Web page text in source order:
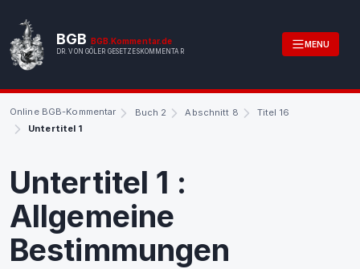
BGB BGB.Kommentar.de
DR. VON GÖLER GESETZESKOMMENTAR
MENU
Online BGB-Kommentar Buch 2 Abschnitt 8
Titel 16
Untertitel 1
Untertitel 1 :
Allgemeine
Bestimmungen